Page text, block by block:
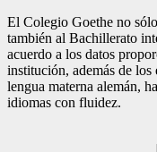
El Colegio Goethe no
también al Bachillerato
acuerdo a los datos
institución, además de los
lengua materna alemán,
idiomas con fluidez.